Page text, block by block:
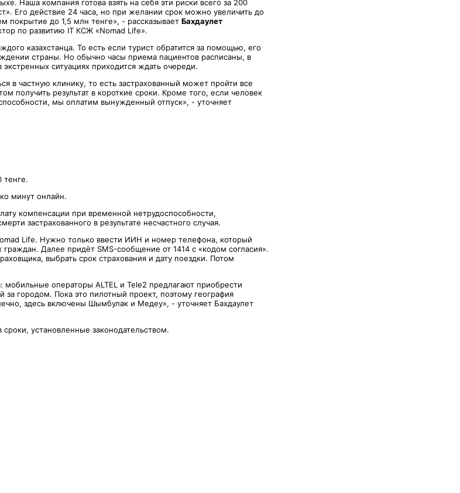
Наша компания готова взять на себя эти риски всего за 200
Его действие 24 часа, но при желании срок можно увеличить до
покрытие до 1,5 млн тенге», - рассказывает Бахдаулет
по развитию IT КСЖ «Nomad Life».
казахстанца. То есть если турист обратится за помощью, его
страны. Но обычно часы приема пациентов расписаны, в
ситуациях приходится ждать очереди.
в частную клинику, то есть застрахованный может пройти все
получить результат в короткие сроки. Кроме того, если человек
мы оплатим вынужденный отпуск», - уточняет
тенге.
минут онлайн.
компенсации при временной нетрудоспособности,
застрахованного в результате несчастного случая.
Life. Нужно только ввести ИИН и номер телефона, который
Далее придёт SMS-сообщение от 1414 с «кодом согласия».
выбрать срок страхования и дату поездки. Потом
мобильные операторы ALTEL и Tele2 предлагают приобрести
городом. Пока это пилотный проект, поэтому география
здесь включены Шымбулак и Медеу», - уточняет Бахдаулет
установленные законодательством.